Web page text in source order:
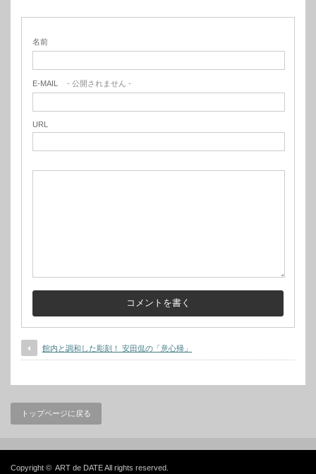
名前
E-MAIL - 公開されません -
URL
館内と調和した彫刻！ 安田侃の「意心帰」
トップページに戻る
Copyright © ART de DATEAll rights reserved.